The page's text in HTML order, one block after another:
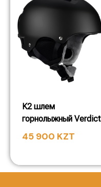
K2 шлем
горнолыжный Verdict
45 900 KZT